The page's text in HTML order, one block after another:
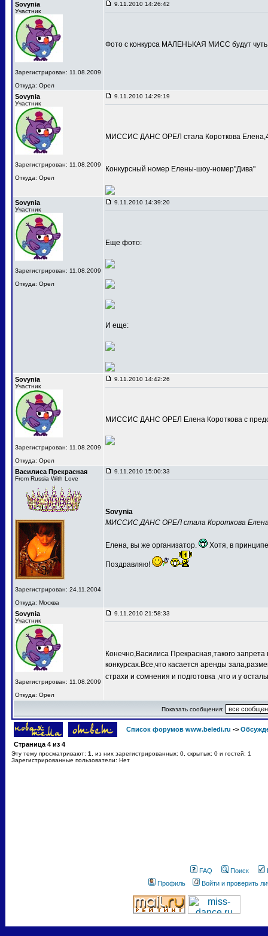
Sovynia
Участник
Зарегистрирован: 11.08.2009
Откуда: Орел
9.11.2010 14:26:42
Фото с конкурса МАЛЕНЬКАЯ МИСС будут
Sovynia
Участник
Зарегистрирован: 11.08.2009
Откуда: Орел
9.11.2010 14:29:19
МИССИС ДАНС ОРЕЛ стала Короткова
Конкурсный номер Елены-шоу-номер"Дива"
Sovynia
Участник
Зарегистрирован: 11.08.2009
Откуда: Орел
9.11.2010 14:39:20
Еще фото:
И еще:
Sovynia
Участник
Зарегистрирован: 11.08.2009
Откуда: Орел
9.11.2010 14:42:26
МИССИС ДАНС ОРЕЛ Елена Короткова с
Василиса Прекрасная
From Russia With Love
Зарегистрирован: 24.11.2004
Откуда: Москва
9.11.2010 15:00:33
Sovynia
МИССИС ДАНС ОРЕЛ стала Короткова
Елена, вы же организатор. Хотя, в
Поздравляю!
Sovynia
Участник
Зарегистрирован: 11.08.2009
Откуда: Орел
9.11.2010 21:58:33
Конечно,Василиса Прекрасная,такого
конкурсах.Все,что касается аренды
страхи и сомнения и подготовка ,что и у
Показать сообщения:
Список форумов www.beledi.ru ->
Страница 4 из 4
Эту тему просматривают: 1
, из них зарегистрированных: 0, скрытых: 0 и гостей: 1
Зарегистрированные пользователи: Нет
FAQ Поиск
Профиль
Войти и проверить